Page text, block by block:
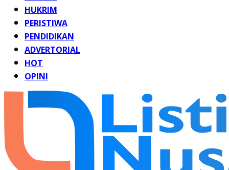
HUKRIM
PERISTIWA
PENDIDIKAN
ADVERTORIAL
HOT
OPINI